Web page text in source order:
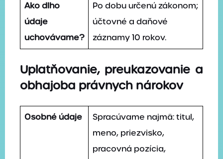
Ako dlho
údaje
uchovávame?
Po dobu určenú zákonom;
účtovné a daňové
záznamy 10 rokov.
Uplatňovanie, preukazovanie a
obhajoba právnych nárokov
Osobné údaje
Spracúvame najmä: titul,
meno, priezvisko,
pracovná pozícia,